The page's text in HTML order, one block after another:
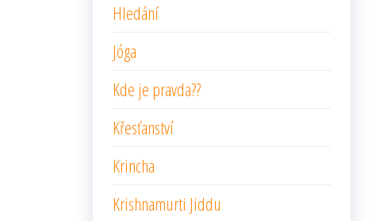
Hledání
Jóga
Kde je pravda??
Křesťanství
Krincha
Krishnamurti Jiddu